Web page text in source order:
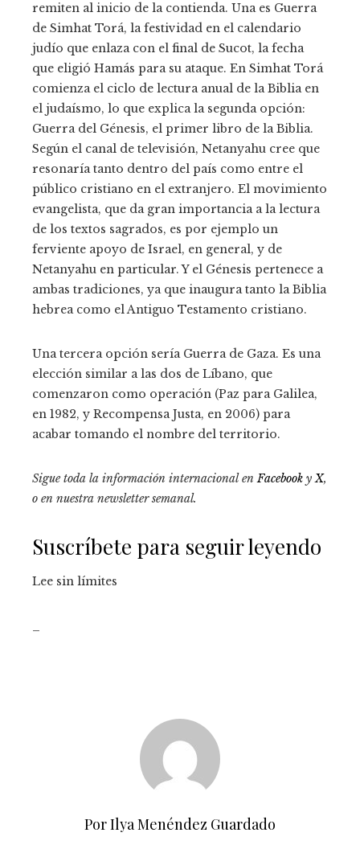
remiten al inicio de la contienda. Una es Guerra
de Simhat Torá, la festividad en el calendario
judío que enlaza con el final de Sucot, la fecha
que eligió Hamás para su ataque. En Simhat Torá
comienza el ciclo de lectura anual de la Biblia en
el judaísmo, lo que explica la segunda opción:
Guerra del Génesis, el primer libro de la Biblia.
Según el canal de televisión, Netanyahu cree que
resonaría tanto dentro del país como entre el
público cristiano en el extranjero. El movimiento
evangelista, que da gran importancia a la lectura
de los textos sagrados, es por ejemplo un
ferviente apoyo de Israel, en general, y de
Netanyahu en particular. Y el Génesis pertenece a
ambas tradiciones, ya que inaugura tanto la Biblia
hebrea como el Antiguo Testamento cristiano.
Una tercera opción sería Guerra de Gaza. Es una
elección similar a las dos de Líbano, que
comenzaron como operación (Paz para Galilea,
en 1982, y Recompensa Justa, en 2006) para
acabar tomando el nombre del territorio.
Sigue toda la información internacional enFacebook yX,
o en nuestra newsletter semanal.
Suscríbete para seguir leyendo
Lee sin límites
Por Ilya Menéndez Guardado